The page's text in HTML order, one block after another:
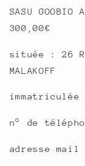
SASU
300,00€
située : 26
MALAKOFF
immatriculée
n° de
adresse mail